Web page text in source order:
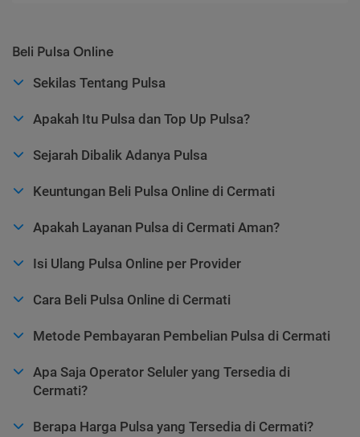
Beli Pulsa Online
Sekilas Tentang Pulsa
Apakah Itu Pulsa dan Top Up Pulsa?
Sejarah Dibalik Adanya Pulsa
Keuntungan Beli Pulsa Online di Cermati
Apakah Layanan Pulsa di Cermati Aman?
Isi Ulang Pulsa Online per Provider
Cara Beli Pulsa Online di Cermati
Metode Pembayaran Pembelian Pulsa di Cermati
Apa Saja Operator Seluler yang Tersedia di
Cermati?
Berapa Harga Pulsa yang Tersedia di Cermati?